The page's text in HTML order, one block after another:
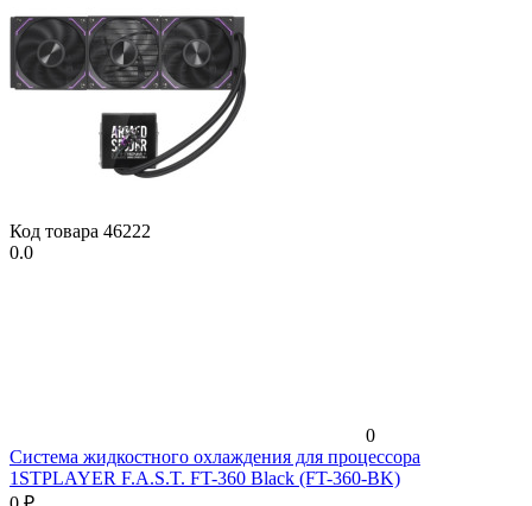
Код товара 46222
0.0
0
Система жидкостного охлаждения для процессора
1STPLAYER F.A.S.T. FT-360 Black (FT-360-BK)